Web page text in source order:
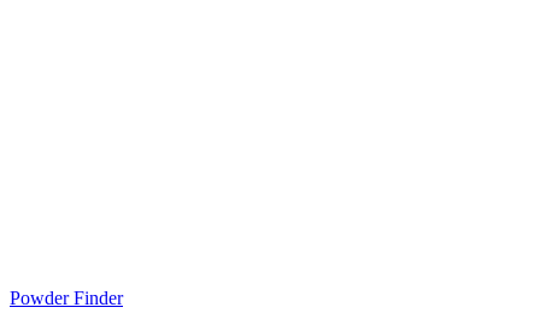
Powder Finder